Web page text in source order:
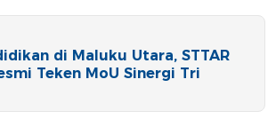
di Maluku Utara, STTAR
Teken MoU Sinergi Tri